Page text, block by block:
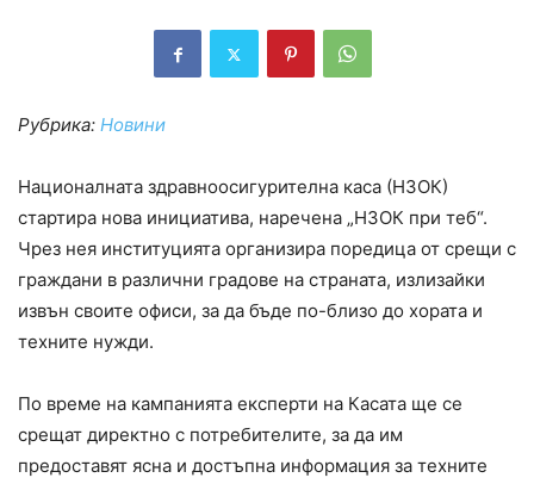
Рубрика: Новини
Националната здравноосигурителна каса (НЗОК)
стартира нова инициатива, наречена „НЗОК при теб“.
Чрез нея институцията организира поредица от срещи с
граждани в различни градове на страната, излизайки
извън своите офиси, за да бъде по-близо до хората и
техните нужди.
По време на кампанията експерти на Касата ще се
срещат директно с потребителите, за да им
предоставят ясна и достъпна информация за техните